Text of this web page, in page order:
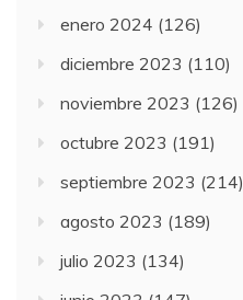
enero 2024 (126)
diciembre 2023 (110)
noviembre 2023 (126)
octubre 2023 (191)
septiembre 2023 (214)
agosto 2023 (189)
julio 2023 (134)